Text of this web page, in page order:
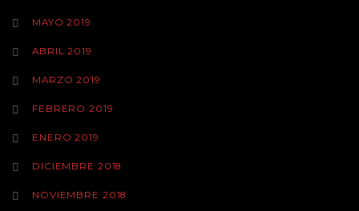
MAYO 2019
ABRIL 2019
MARZO 2019
FEBRERO 2019
ENERO 2019
DICIEMBRE 2018
NOVIEMBRE 2018